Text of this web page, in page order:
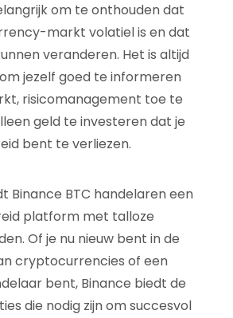
om te onthouden dat
markt volatiel is en dat
veranderen. Het is altijd
jezelf goed te informeren
risicomanagement toe te
geld te investeren dat je
bent te verliezen.
Binance BTC handelaren een
platform met talloze
Of je nu nieuw bent in de
cryptocurrencies of een
bent, Binance biedt de
die nodig zijn om succesvol